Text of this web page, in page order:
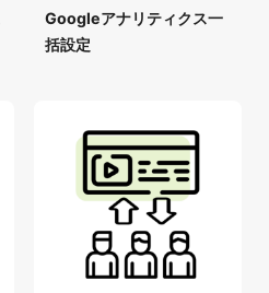
Googleアナリティクス一
括設定